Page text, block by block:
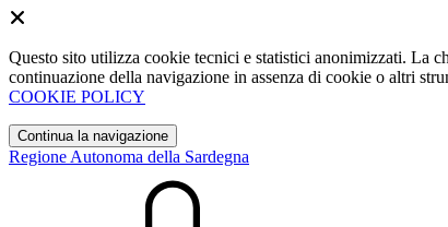
Questo sito utilizza cookie tecnici e statistici anonimizzati. La
continuazione della navigazione in assenza di cookie o altri
COOKIE POLICY
Continua la navigazione
Regione Autonoma della Sardegna